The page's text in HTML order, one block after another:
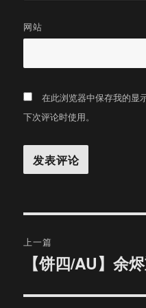
网站
在此浏览器中保存我的显
下次评论时使用。
章
上一篇
文
【饼四/AU】余